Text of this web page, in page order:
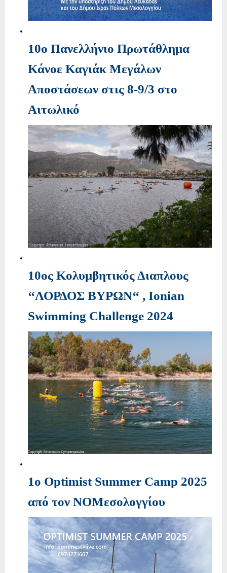
10ο Πανελλήνιο Πρωτάθλημα
Κάνοε Καγιάκ Μεγάλων
Αποστάσεων στις 8-9/3 στο
Αιτωλικό
10ος Κολυμβητικός Διαπλους
‘‘ΛΟΡΔΟΣ ΒΥΡΩΝ‘‘ , Ionian
Swimming Challenge 2024
1ο Optimist Summer Camp 2025
από τον ΝΟΜεσολογγίου